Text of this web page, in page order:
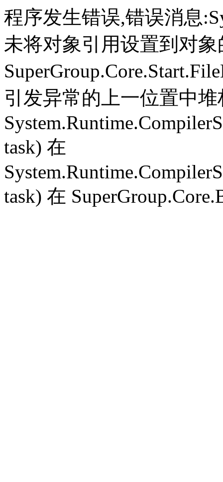
程序发生错误,错误消息
未将对象引用设置到对
引发异常的上一位置中
task) 在
task) 在